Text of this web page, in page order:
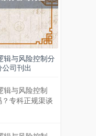
+1.42%
辑与风险控制分
司刊出
辑与风险控制
专科正规渠谈